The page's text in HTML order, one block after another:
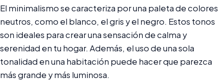
El minimalismo se caracteriza por una paleta de colores
neutros, como el blanco, el gris y el negro. Estos tonos
son ideales para crear una sensación de calma y
serenidad en tu hogar. Además, el uso de una sola
tonalidad en una habitación puede hacer que parezca
más grande y más luminosa.